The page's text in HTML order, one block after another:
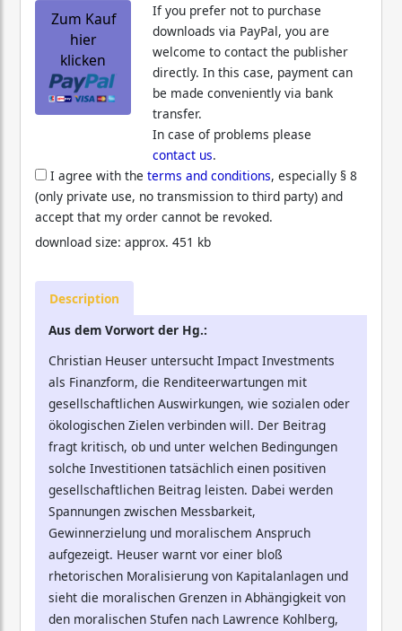
Zum Kauf
hier
klicken
If you prefer not to purchase
downloads via PayPal, you are
welcome to contact the publisher
directly. In this case, payment can
be made conveniently via bank
transfer.
In case of problems please
contact us.
I agree with the terms and conditions, especially § 8
(only private use, no transmission to third party) and
accept that my order cannot be revoked.
download size: approx. 451 kb
Description
Aus dem Vorwort der Hg.:
Christian Heuser untersucht Impact Investments
als Finanzform, die Renditeerwartungen mit
gesellschaftlichen Auswirkungen, wie sozialen oder
ökologischen Zielen verbinden will. Der Beitrag
fragt kritisch, ob und unter welchen Bedingungen
solche Investitionen tatsächlich einen positiven
gesellschaftlichen Beitrag leisten. Dabei werden
Spannungen zwischen Messbarkeit,
Gewinnerzielung und moralischem Anspruch
aufgezeigt. Heuser warnt vor einer bloß
rhetorischen Moralisierung von Kapitalanlagen und
sieht die moralischen Grenzen in Abhängigkeit von
den moralischen Stufen nach Lawrence Kohlberg,